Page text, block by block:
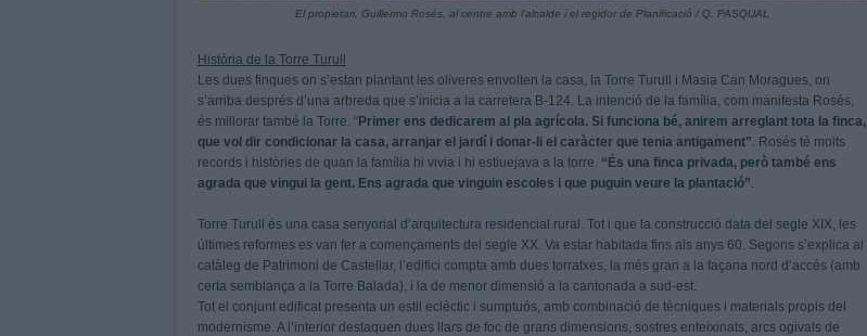
El propietari, Guillermo Rosés, al centre amb l’alcalde i el regidor de Planificació / Q. PASQUAL
Història de la Torre Turull
Les dues finques on s’estan plantant les oliveres envolten la casa, la Torre Turull i Masia Can Moragues, on
s’arriba després d’una arbreda que s’inicia a la carretera B-124. La intenció de la família, com manifesta Rosés,
és millorar també la Torre. “Primer ens dedicarem al pla agrícola. Si funciona bé, anirem arreglant tota la finca,
que vol dir condicionar la casa, arranjar el jardí i donar-li el caràcter que tenia antigament”. Rosés té molts
records i històries de quan la família hi vivia i hi estiuejava a la torre. “És una finca privada, però també ens
agrada que vingui la gent. Ens agrada que vinguin escoles i que puguin veure la plantació”.
Torre Turull és una casa senyorial d’arquitectura residencial rural. Tot i que la construcció data del segle XIX, les
últimes reformes es van fer a començaments del segle XX. Va estar habitada fins als anys 60. Segons s’explica al
catàleg de Patrimoni de Castellar, l’edifici compta amb dues torratxes, la més gran a la façana nord d’accés (amb
certa semblança a la Torre Balada), i la de menor dimensió a la cantonada a sud-est.
Tot el conjunt edificat presenta un estil eclèctic i sumptuós, amb combinació de tècniques i materials propis del
modernisme. A l’interior destaquen dues llars de foc de grans dimensions, sostres enteixinats, arcs ogivals de